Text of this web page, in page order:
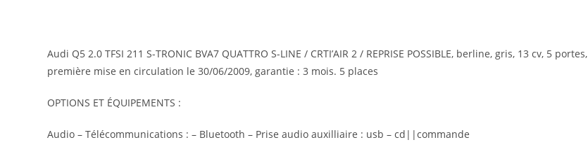
Audi Q5 2.0 TFSI 211 S-TRONIC BVA7 QUATTRO S-LINE / CRTI’AIR 2 / REPRISE POSSIBLE, berline, gris, 13 cv, 5 portes,
première mise en circulation le 30/06/2009, garantie : 3 mois. 5 places
OPTIONS ET ÉQUIPEMENTS :
Audio – Télécommunications : – Bluetooth – Prise audio auxilliaire : usb – cd||commande